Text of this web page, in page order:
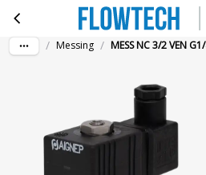
Ga naar hoofdinhoudMESS NC 3/2 VEN G1/4
/ Messing / MESS NC 3/2 VEN